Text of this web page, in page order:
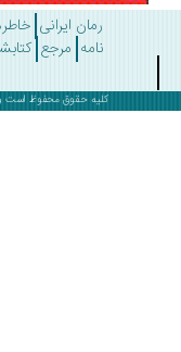
رمان ایرانی خاطره،
مرجع کتابشناسی
کلیه حقوق محفوظ است و بازنشر